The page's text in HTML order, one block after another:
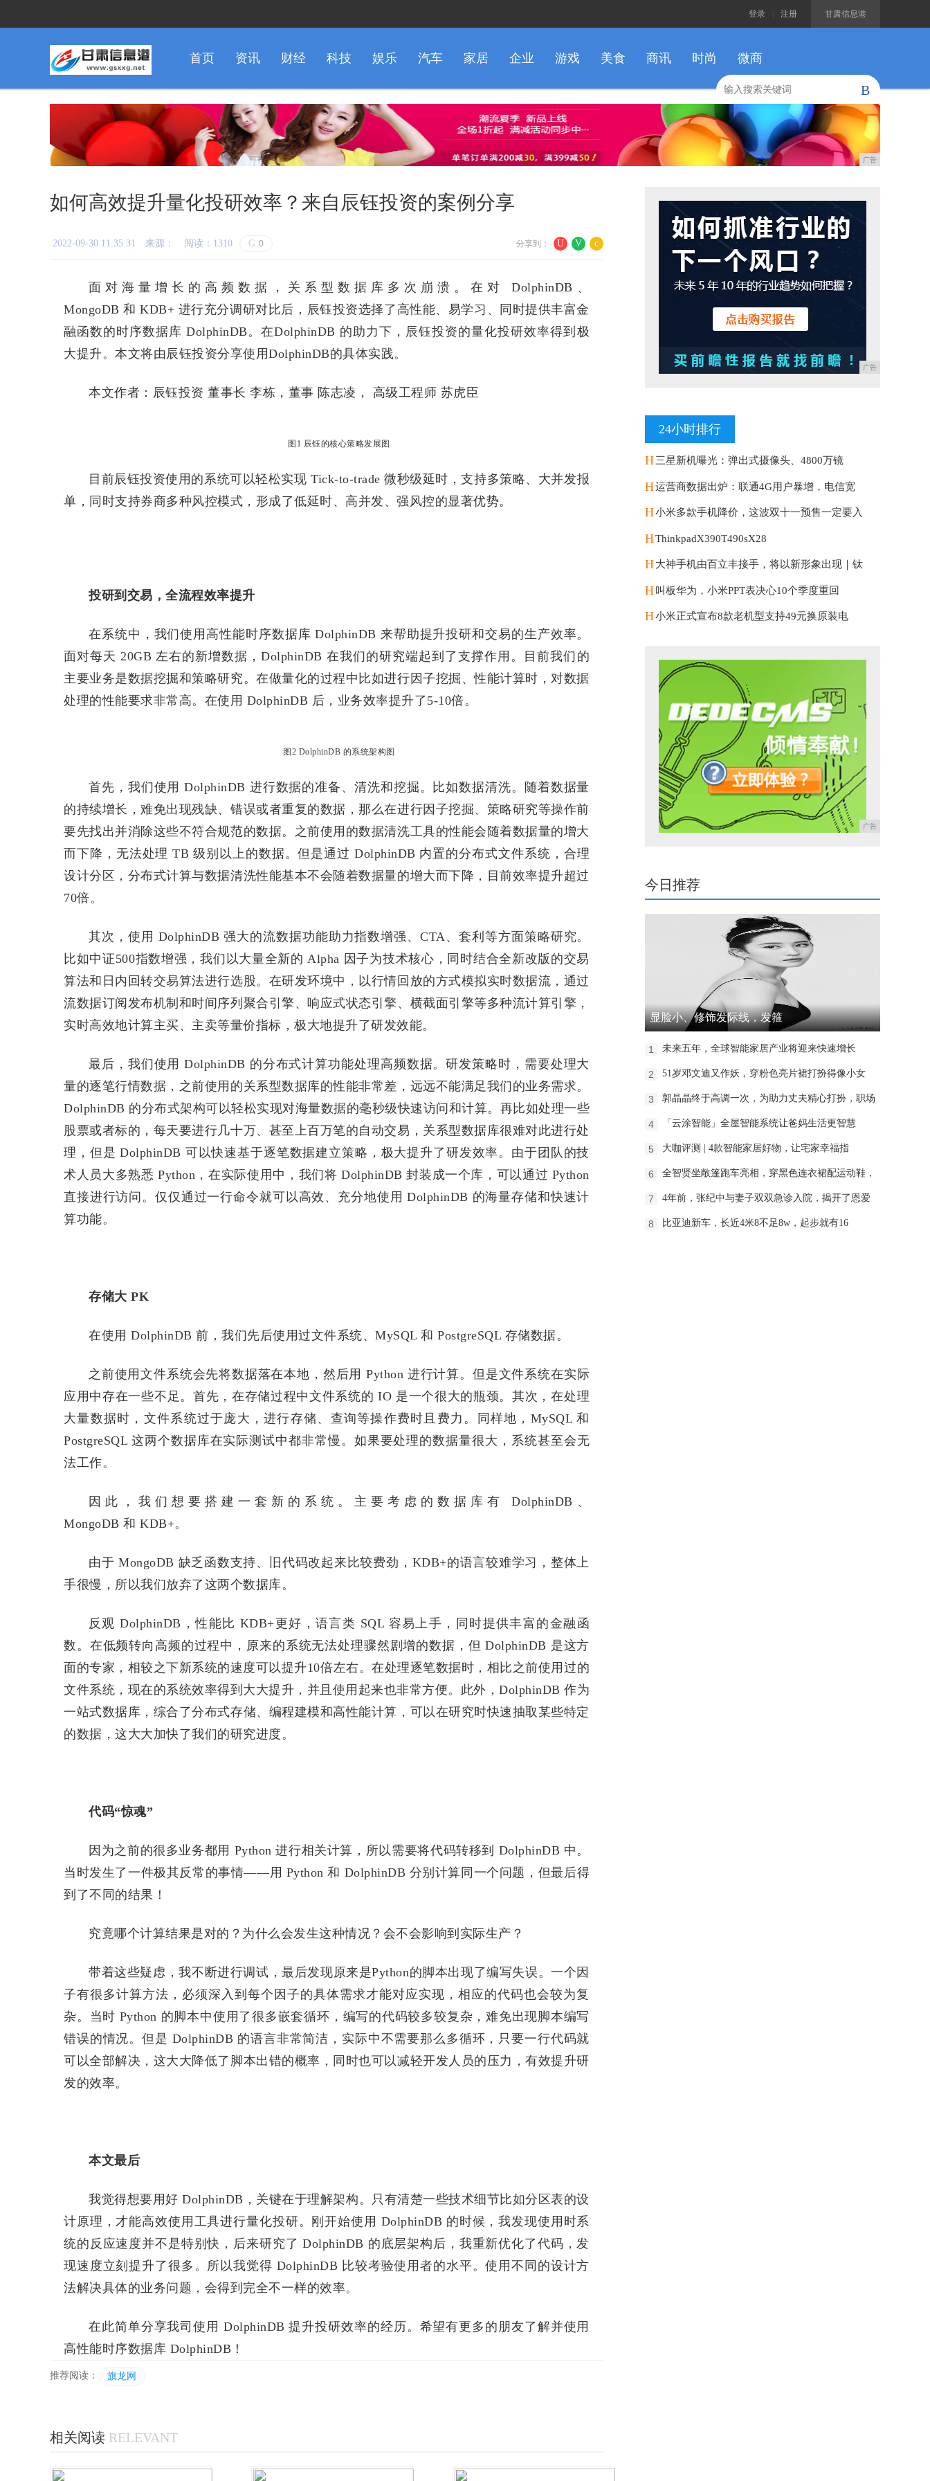
甘肃信息港
登录 注册
首页 资讯 财经 科技 娱乐 汽车 家居 企业 游戏 美食 商讯 时尚 微商
B
广告
如何高效提升量化投研效率？来自辰钰投资的案例分享
U V c
分享到：
2022-09-30 11:35:31 来源： 阅读：1310 G 0
面对海量增长的高频数据，关系型数据库多次崩溃。在对 DolphinDB、
MongoDB 和 KDB+ 进行充分调研对比后，辰钰投资选择了高性能、易学习、同时提供丰富金
融函数的时序数据库 DolphinDB。在DolphinDB 的助力下，辰钰投资的量化投研效率得到极
大提升。本文将由辰钰投资分享使用DolphinDB的具体实践。
本文作者：辰钰投资 董事长 李栋，董事 陈志凌， 高级工程师 苏虎臣
图1 辰钰的核心策略发展图
目前辰钰投资使用的系统可以轻松实现 Tick-to-trade 微秒级延时，支持多策略、大并发报
单，同时支持券商多种风控模式，形成了低延时、高并发、强风控的显著优势。
投研到交易，全流程效率提升
在系统中，我们使用高性能时序数据库 DolphinDB 来帮助提升投研和交易的生产效率。
面对每天 20GB 左右的新增数据，DolphinDB 在我们的研究端起到了支撑作用。目前我们的
主要业务是数据挖掘和策略研究。在做量化的过程中比如进行因子挖掘、性能计算时，对数据
处理的性能要求非常高。在使用 DolphinDB 后，业务效率提升了5-10倍。
图2 DolphinDB 的系统架构图
首先，我们使用 DolphinDB 进行数据的准备、清洗和挖掘。比如数据清洗。随着数据量
的持续增长，难免出现残缺、错误或者重复的数据，那么在进行因子挖掘、策略研究等操作前
要先找出并消除这些不符合规范的数据。之前使用的数据清洗工具的性能会随着数据量的增大
而下降，无法处理 TB 级别以上的数据。但是通过 DolphinDB 内置的分布式文件系统，合理
设计分区，分布式计算与数据清洗性能基本不会随着数据量的增大而下降，目前效率提升超过
70倍。
其次，使用 DolphinDB 强大的流数据功能助力指数增强、CTA、套利等方面策略研究。
比如中证500指数增强，我们以大量全新的 Alpha 因子为技术核心，同时结合全新改版的交易
算法和日内回转交易算法进行选股。在研发环境中，以行情回放的方式模拟实时数据流，通过
流数据订阅发布机制和时间序列聚合引擎、响应式状态引擎、横截面引擎等多种流计算引擎，
实时高效地计算主买、主卖等量价指标，极大地提升了研发效能。
最后，我们使用 DolphinDB 的分布式计算功能处理高频数据。研发策略时，需要处理大
量的逐笔行情数据，之前使用的关系型数据库的性能非常差，远远不能满足我们的业务需求。
DolphinDB 的分布式架构可以轻松实现对海量数据的毫秒级快速访问和计算。再比如处理一些
股票或者标的，每天要进行几十万、甚至上百万笔的自动交易，关系型数据库很难对此进行处
理，但是 DolphinDB 可以快速基于逐笔数据建立策略，极大提升了研发效率。由于团队的技
术人员大多熟悉 Python，在实际使用中，我们将 DolphinDB 封装成一个库，可以通过 Python
直接进行访问。仅仅通过一行命令就可以高效、充分地使用 DolphinDB 的海量存储和快速计
算功能。
存储大 PK
在使用 DolphinDB 前，我们先后使用过文件系统、MySQL 和 PostgreSQL 存储数据。
之前使用文件系统会先将数据落在本地，然后用 Python 进行计算。但是文件系统在实际
应用中存在一些不足。首先，在存储过程中文件系统的 IO 是一个很大的瓶颈。其次，在处理
大量数据时，文件系统过于庞大，进行存储、查询等操作费时且费力。同样地，MySQL 和
PostgreSQL 这两个数据库在实际测试中都非常慢。如果要处理的数据量很大，系统甚至会无
法工作。
因此，我们想要搭建一套新的系统。主要考虑的数据库有 DolphinDB、
MongoDB 和 KDB+。
由于 MongoDB 缺乏函数支持、旧代码改起来比较费劲，KDB+的语言较难学习，整体上
手很慢，所以我们放弃了这两个数据库。
反观 DolphinDB，性能比 KDB+更好，语言类 SQL 容易上手，同时提供丰富的金融函
数。在低频转向高频的过程中，原来的系统无法处理骤然剧增的数据，但 DolphinDB 是这方
面的专家，相较之下新系统的速度可以提升10倍左右。在处理逐笔数据时，相比之前使用过的
文件系统，现在的系统效率得到大大提升，并且使用起来也非常方便。此外，DolphinDB 作为
一站式数据库，综合了分布式存储、编程建模和高性能计算，可以在研究时快速抽取某些特定
的数据，这大大加快了我们的研究进度。
代码“惊魂”
因为之前的很多业务都用 Python 进行相关计算，所以需要将代码转移到 DolphinDB 中。
当时发生了一件极其反常的事情——用 Python 和 DolphinDB 分别计算同一个问题，但最后得
到了不同的结果！
究竟哪个计算结果是对的？为什么会发生这种情况？会不会影响到实际生产？
带着这些疑虑，我不断进行调试，最后发现原来是Python的脚本出现了编写失误。一个因
子有很多计算方法，必须深入到每个因子的具体需求才能对应实现，相应的代码也会较为复
杂。当时 Python 的脚本中使用了很多嵌套循环，编写的代码较多较复杂，难免出现脚本编写
错误的情况。但是 DolphinDB 的语言非常简洁，实际中不需要那么多循环，只要一行代码就
可以全部解决，这大大降低了脚本出错的概率，同时也可以减轻开发人员的压力，有效提升研
发的效率。
本文最后
我觉得想要用好 DolphinDB，关键在于理解架构。只有清楚一些技术细节比如分区表的设
计原理，才能高效使用工具进行量化投研。刚开始使用 DolphinDB 的时候，我发现使用时系
统的反应速度并不是特别快，后来研究了 DolphinDB 的底层架构后，我重新优化了代码，发
现速度立刻提升了很多。所以我觉得 DolphinDB 比较考验使用者的水平。使用不同的设计方
法解决具体的业务问题，会得到完全不一样的效率。
在此简单分享我司使用 DolphinDB 提升投研效率的经历。希望有更多的朋友了解并使用
高性能时序数据库 DolphinDB！
推荐阅读： 旗龙网
相关阅读 RELEVANT
广告
24小时排行
H三星新机曝光：弹出式摄像头、4800万镜
H运营商数据出炉：联通4G用户暴增，电信宽
H小米多款手机降价，这波双十一预售一定要入
HThinkpadX390T490sX28
H大神手机由百立丰接手，将以新形象出现｜钛
H叫板华为，小米PPT表决心10个季度重回
H小米正式宣布8款老机型支持49元换原装电
广告
今日推荐
显脸小、修饰发际线，发箍
1 未来五年，全球智能家居产业将迎来快速增长
2 51岁邓文迪又作妖，穿粉色亮片裙打扮得像小女
3 郭晶晶终于高调一次，为助力丈夫精心打扮，职场
4 「云涂智能」全屋智能系统让爸妈生活更智慧
5 大咖评测 | 4款智能家居好物，让宅家幸福指
6 全智贤坐敞篷跑车亮相，穿黑色连衣裙配运动鞋，
7 4年前，张纪中与妻子双双急诊入院，揭开了恩爱
8 比亚迪新车，长近4米8不足8w，起步就有16